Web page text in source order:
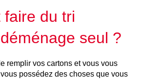
du tri
seul ?
remplir vos cartons et vous vous
possédez des choses que vous